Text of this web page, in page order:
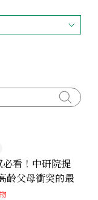
看！中研院提
齡父母衝突的最